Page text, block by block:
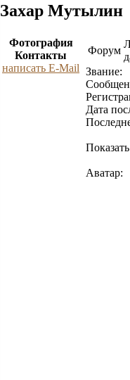
Захар Мутылин
Фотография
Контакты
написать E-Mail
Форум
Звание:
Дата
Аватар: